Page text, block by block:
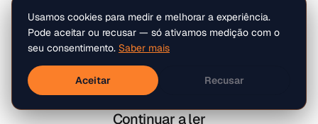
Continuar a ler
Usamos cookies para medir e melhorar a experiência.
Pode aceitar ou recusar — só ativamos medição com o
seu consentimento. Saber mais
Aceitar Recusar